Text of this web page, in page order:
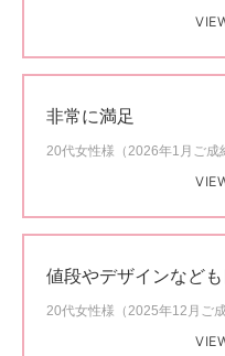
非常に満足
20代女性様（2026年1月ご成
値段やデザインなど
20代女性様（2025年12月ご成